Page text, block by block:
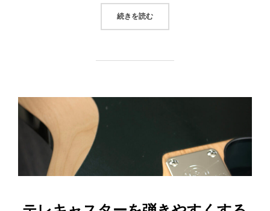
続きを読む“【リペア】日本製ハイエンドギタ